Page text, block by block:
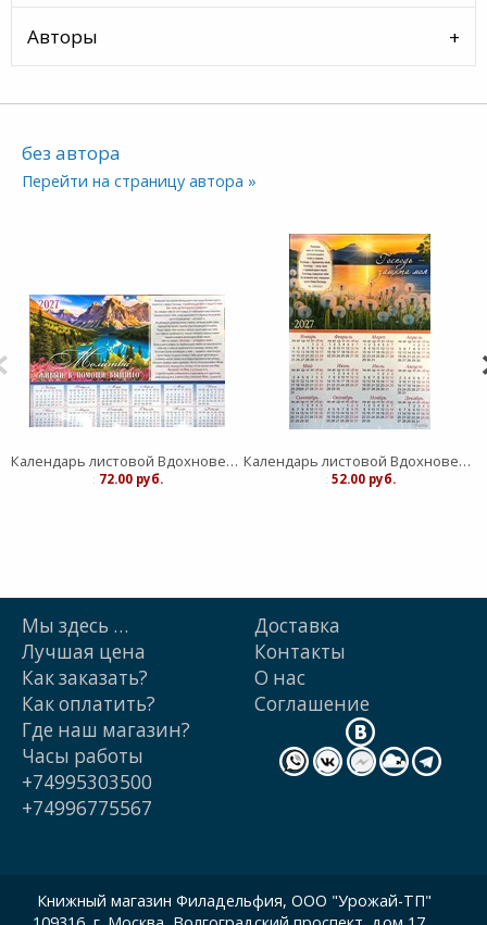
Авторы
без автора
Перейти на страницу автора »
Календарь листовой Вдохновение "Живый в помощи Вышнего"средний
: 72.00 руб.
Календарь листовой Вдохновение "Господь - защите моя" малый
: 52.00 руб.
Мы здесь …
Лучшая цена
Как заказать?
Как оплатить?
Доставка
Контакты
О нас
Cоглашение
Где наш магазин?
Часы работы
+74995303500
+74996775567
Книжный магазин Филадельфия, ООО "Урожай-ТП"